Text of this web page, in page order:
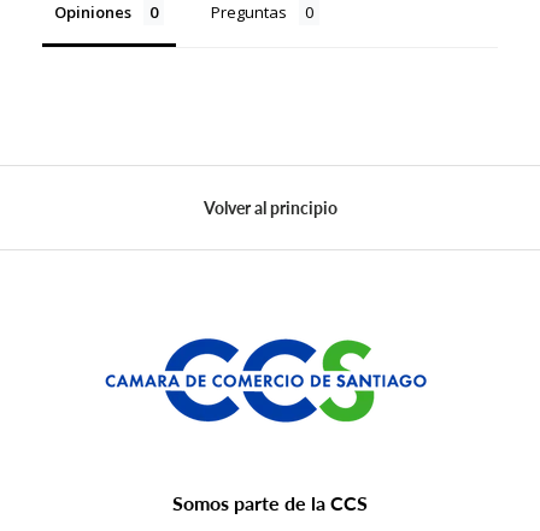
Opiniones Preguntas
Volver al principio
Somos parte de la CCS